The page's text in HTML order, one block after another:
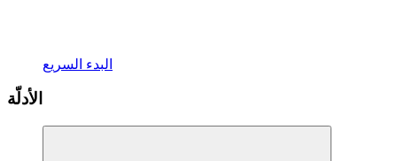
البدء السريع
الأدلّة